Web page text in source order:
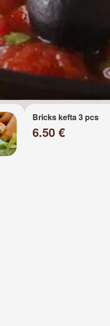
Bricks kefta 3 pcs
6.50 €